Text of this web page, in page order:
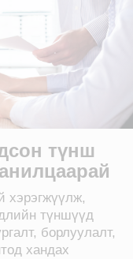
түнш
хэрэгжүүлж,
түншүүд
борлуулалт,
хандах